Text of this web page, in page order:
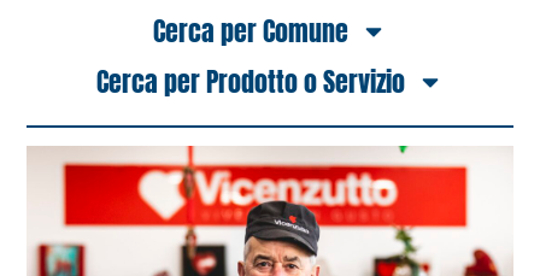
Cerca per Comune
Cerca per Prodotto o Servizio